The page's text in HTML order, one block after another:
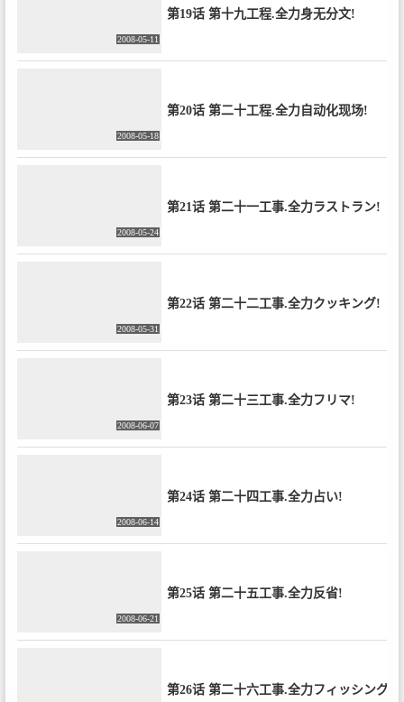
2008-05-11
第19话 第十九工程.全力身无分文!
2008-05-18
第20话 第二十工程.全力自动化现场!
2008-05-24
第21话 第二十一工事.全力ラストラン!
2008-05-31
第22话 第二十二工事.全力クッキング!
2008-06-07
第23话 第二十三工事.全力フリマ!
2008-06-14
第24话 第二十四工事.全力占い!
2008-06-21
第25话 第二十五工事.全力反省!
第26话 第二十六工事.全力フィッシング!